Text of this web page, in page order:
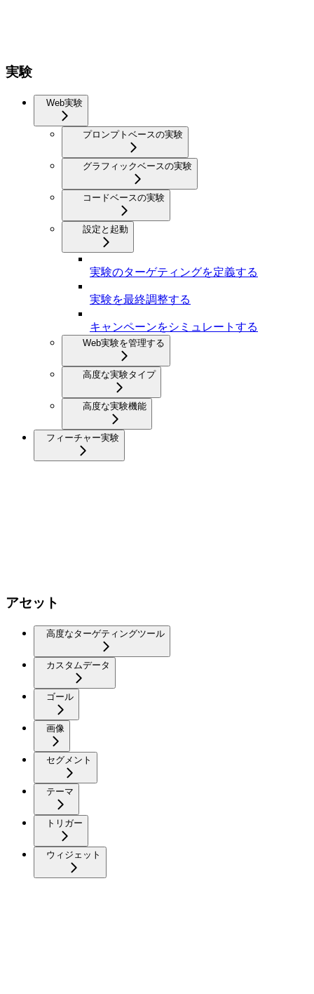
実験
Web実験
プロンプトベースの実験
グラフィックベースの実験
コードベースの実験
設定と起動
実験のターゲティングを定義する
実験を最終調整する
キャンペーンをシミュレートする
Web実験を管理する
高度な実験タイプ
高度な実験機能
フィーチャー実験
アセット
高度なターゲティングツール
カスタムデータ
ゴール
画像
セグメント
テーマ
トリガー
ウィジェット